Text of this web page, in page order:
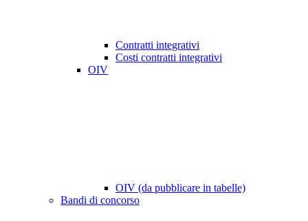
Contratti integrativi
Costi contratti integrativi
OIV
OIV (da pubblicare in tabelle)
Bandi di concorso